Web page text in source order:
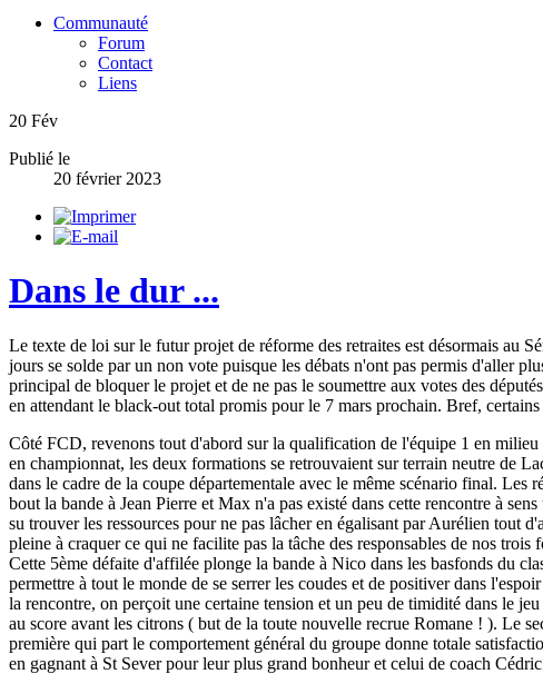
Communauté
Forum
Contact
Liens
20 Fév
Publié le
20 février 2023
Dans le dur ...
Le texte de loi sur le futur projet de réforme des retraites est désormais au
jours se solde par un non vote puisque les débats n'ont pas permis d'aller
principal de bloquer le projet et de ne pas le soumettre aux votes des
en attendant le black-out total promis pour le 7 mars prochain. Bref,
Côté FCD, revenons tout d'abord sur la qualification de l'équipe 1 en
en championnat, les deux formations se retrouvaient sur terrain neutre de
dans le cadre de la coupe départementale avec le même scénario final.
bout la bande à Jean Pierre et Max n'a pas existé dans cette rencontre à
su trouver les ressources pour ne pas lâcher en égalisant par Aurélien tout
pleine à craquer ce qui ne facilite pas la tâche des responsables de nos
Cette 5ème défaite d'affilée plonge la bande à Nico dans les basfonds du
permettre à tout le monde de se serrer les coudes et de positiver dans
la rencontre, on perçoit une certaine tension et un peu de timidité dans le
au score avant les citrons ( but de la toute nouvelle recrue Romane ! ). Le
première qui part le comportement général du groupe donne totale
en gagnant à St Sever pour leur plus grand bonheur et celui de coach